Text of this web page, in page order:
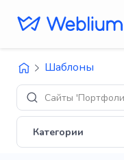
Шаблоны
Сайты
Категории